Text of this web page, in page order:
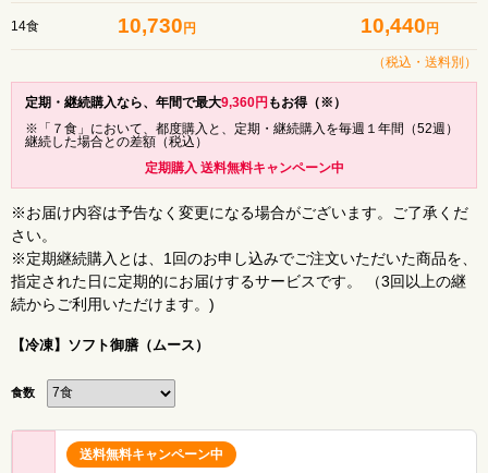
14食 10,730 円 10,440 円
（税込・ 送料別 ）
定期・継続購入なら、年間で最大9,360円 もお得（※）
※「７食」において、都度購入と、定期・継続購入を毎週１年間（52週）
継続した場合との差額（税込）
定期購入 送料無料キャンペーン中
※お届け内容は予告なく変更になる場合がございます。ご了承くだ
さい。
※定期継続購入とは、1回のお申し込みでご注文いただいた商品を、
指定された日に定期的にお届けするサービスです。 （3回以上の継
続からご利用いただけます。)
【冷凍】ソフト御膳（ムース）
食数
送料無料キャンペーン中